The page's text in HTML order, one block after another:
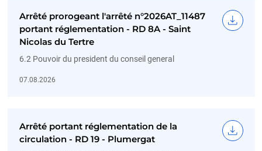
Arrêté prorogeant l'arrêté n°2026AT_11487
portant réglementation - RD 8A - Saint
Nicolas du Tertre
6.2 Pouvoir du president du conseil general
07.08.2026
Arrêté portant réglementation de la
circulation - RD 19 - Plumergat